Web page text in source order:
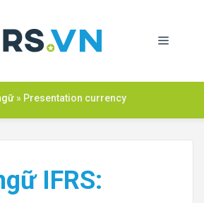
Menu
» Presentation currency
IFRS: